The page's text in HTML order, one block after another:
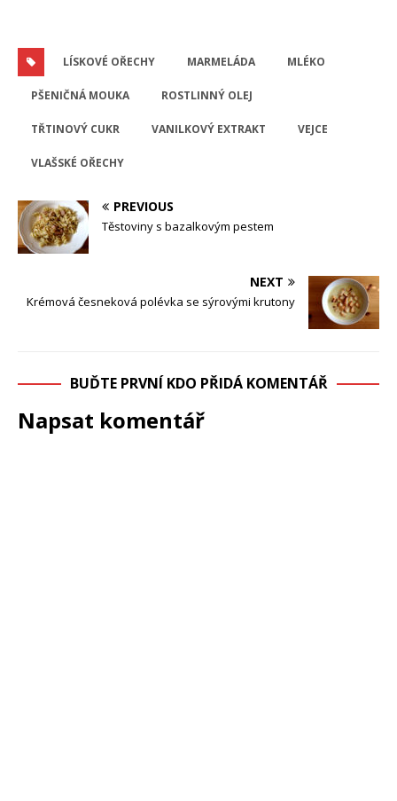
LÍSKOVÉ OŘECHY MARMELÁDA MLÉKO
PŠENIČNÁ MOUKA ROSTLINNÝ OLEJ
TŘTINOVÝ CUKR VANILKOVÝ EXTRAKT VEJCE
VLAŠSKÉ OŘECHY
PREVIOUS
Těstoviny s bazalkovým pestem
NEXT
Krémová česneková polévka se sýrovými krutony
BUĎTE PRVNÍ KDO PŘIDÁ KOMENTÁŘ
Napsat komentář